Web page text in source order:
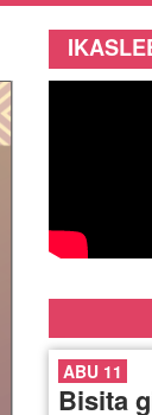
ABU 11
Bisita